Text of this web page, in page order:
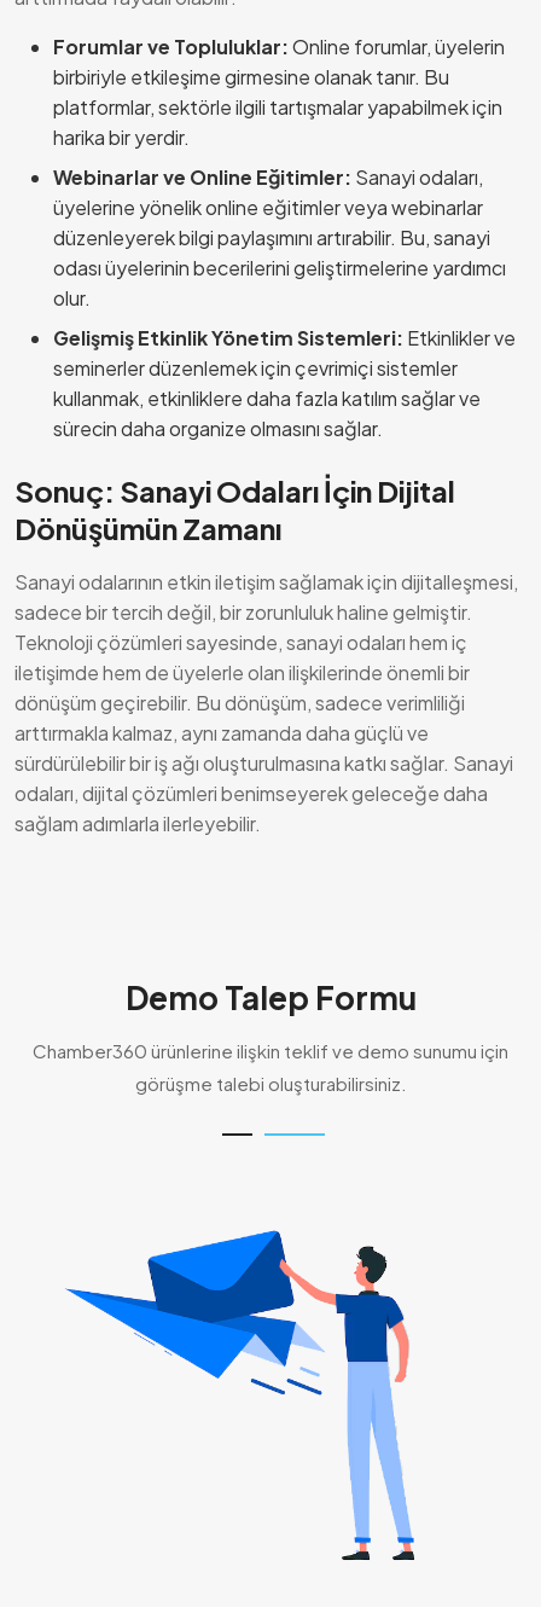
Forumlar ve Topluluklar:Online forumlar, üyelerin
birbiriyle etkileşime girmesine olanak tanır. Bu
platformlar, sektörle ilgili tartışmalar yapabilmek için
harika bir yerdir.
Webinarlar ve Online Eğitimler: Sanayi odaları,
üyelerine yönelik online eğitimler veya webinarlar
düzenleyerek bilgi paylaşımını artırabilir. Bu, sanayi
odası üyelerinin becerilerini geliştirmelerine yardımcı
olur.
Gelişmiş Etkinlik Yönetim Sistemleri: Etkinlikler ve
seminerler düzenlemek için çevrimiçi sistemler
kullanmak, etkinliklere daha fazla katılım sağlar ve
sürecin daha organize olmasını sağlar.
Sonuç: Sanayi Odaları İçin Dijital
Dönüşümün Zamanı
Sanayi odalarının etkin iletişim sağlamak için dijitalleşmesi,
sadece bir tercih değil, bir zorunluluk haline gelmiştir.
Teknoloji çözümleri sayesinde, sanayi odaları hem iç
iletişimde hem de üyelerle olan ilişkilerinde önemli bir
dönüşüm geçirebilir. Bu dönüşüm, sadece verimliliği
arttırmakla kalmaz, aynı zamanda daha güçlü ve
sürdürülebilir bir iş ağı oluşturulmasına katkı sağlar. Sanayi
odaları, dijital çözümleri benimseyerek geleceğe daha
sağlam adımlarla ilerleyebilir.
Demo Talep Formu
Chamber360 ürünlerine ilişkin teklif ve demo sunumu için
görüşme talebi oluşturabilirsiniz.